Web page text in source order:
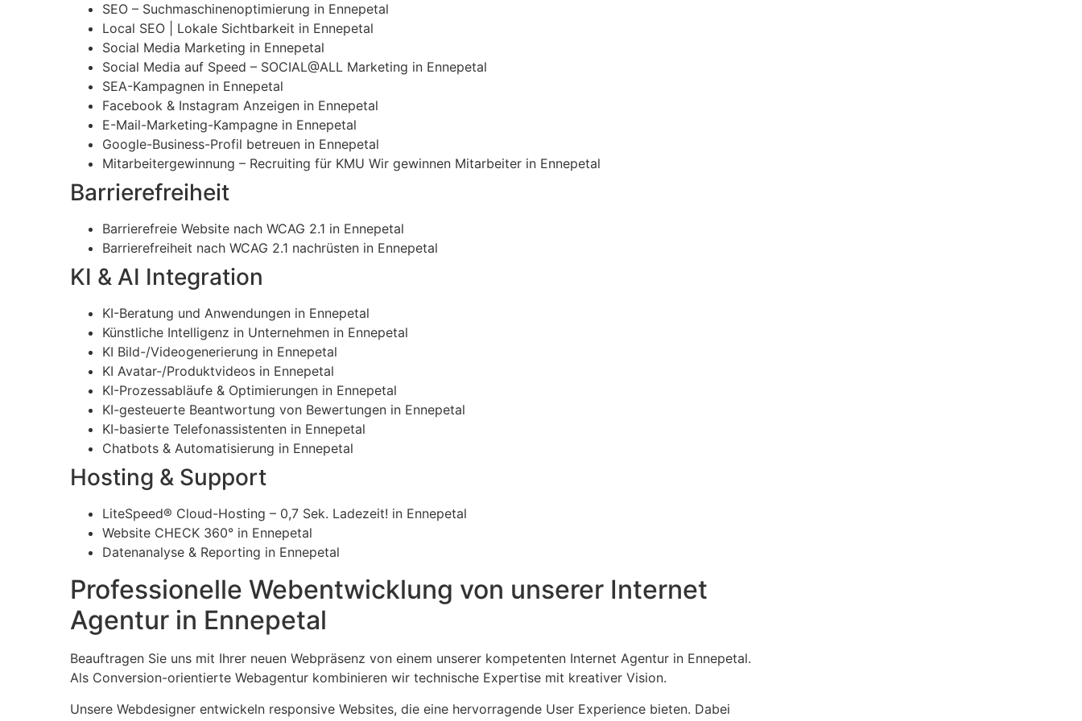
SEO – Suchmaschinenoptimierung in Ennepetal
Local SEO | Lokale Sichtbarkeit in Ennepetal
Social Media Marketing in Ennepetal
Social Media auf Speed – SOCIAL@ALL Marketing in Ennepetal
SEA-Kampagnen in Ennepetal
Facebook & Instagram Anzeigen in Ennepetal
E-Mail-Marketing-Kampagne in Ennepetal
Google-Business-Profil betreuen in Ennepetal
Mitarbeitergewinnung – Recruiting für KMU Wir gewinnen Mitarbeiter in Ennepetal
Barrierefreiheit
Barrierefreie Website nach WCAG 2.1 in Ennepetal
Barrierefreiheit nach WCAG 2.1 nachrüsten in Ennepetal
KI & AI Integration
KI-Beratung und Anwendungen in Ennepetal
Künstliche Intelligenz in Unternehmen in Ennepetal
KI Bild-/Videogenerierung in Ennepetal
KI Avatar-/Produktvideos in Ennepetal
KI-Prozessabläufe & Optimierungen in Ennepetal
KI-gesteuerte Beantwortung von Bewertungen in Ennepetal
KI-basierte Telefonassistenten in Ennepetal
Chatbots & Automatisierung in Ennepetal
Hosting & Support
LiteSpeed® Cloud-Hosting – 0,7 Sek. Ladezeit! in Ennepetal
Website CHECK 360° in Ennepetal
Datenanalyse & Reporting in Ennepetal
Professionelle Webentwicklung von unserer Internet
Agentur in Ennepetal
Beauftragen Sie uns mit Ihrer neuen Webpräsenz von einem unserer kompetenten Internet Agentur in Ennepetal.
Als Conversion-orientierte Webagentur kombinieren wir technische Expertise mit kreativer Vision.
Unsere Webdesigner entwickeln responsive Websites, die eine hervorragende User Experience bieten. Dabei